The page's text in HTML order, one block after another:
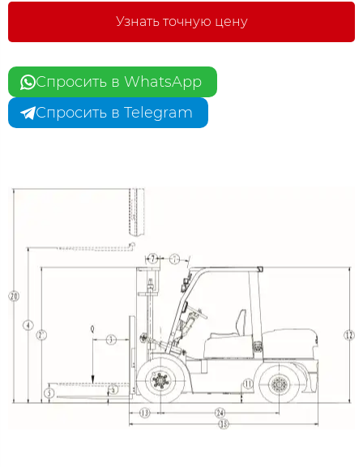
Узнать точную цену
Спросить в WhatsApp
Спросить в Telegram